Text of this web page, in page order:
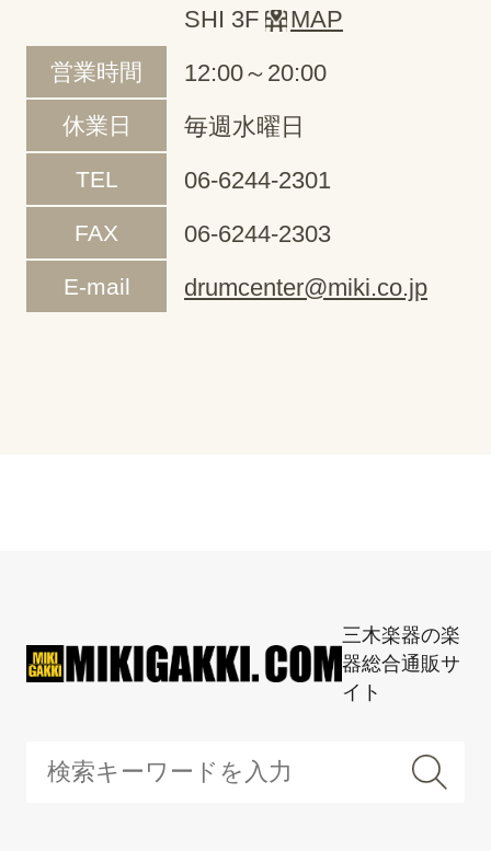
SHI 3F
MAP
営業時間 12:00～20:00
休業日 毎週水曜日
TEL 06-6244-2301
FAX 06-6244-2303
E-mail drumcenter@miki.co.jp
三木楽器の楽
器総合通販サ
イト